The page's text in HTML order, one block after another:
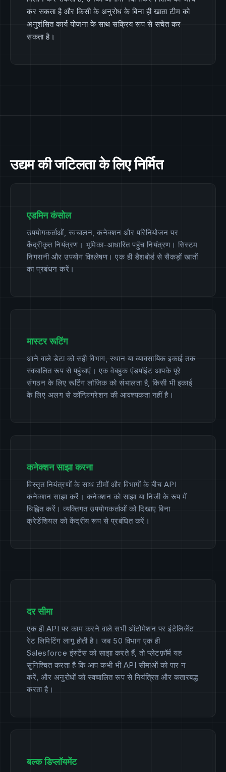
कर सकता है और किसी के अनुरोध के बिना ही खाता टीम को
अनुशंसित कार्य योजना के साथ सक्रिय रूप से सचेत कर
सकता है।
उद्यम की जटिलता के लिए निर्मित
एडमिन कंसोल
उपयोगकर्ताओं, स्वचालन, कनेक्शन और परिनियोजन पर
केंद्रीकृत नियंत्रण। भूमिका-आधारित पहुँच नियंत्रण। सिस्टम
निगरानी और उपयोग विश्लेषण। एक ही डैशबोर्ड से सैकड़ों खातों
का प्रबंधन करें।
मास्टर रूटिंग
आने वाले डेटा को सही विभाग, स्थान या व्यावसायिक इकाई तक
स्वचालित रूप से पहुंचाएं। एक वेबहुक एंडपॉइंट आपके पूरे
संगठन के लिए रूटिंग लॉजिक को संभालता है, किसी भी इकाई
के लिए अलग से कॉन्फ़िगरेशन की आवश्यकता नहीं है।
कनेक्शन साझा करना
विस्तृत नियंत्रणों के साथ टीमों और विभागों के बीच API
कनेक्शन साझा करें। कनेक्शन को साझा या निजी के रूप में
चिह्नित करें। व्यक्तिगत उपयोगकर्ताओं को दिखाए बिना
क्रेडेंशियल को केंद्रीय रूप से प्रबंधित करें।
दर सीमा
एक ही API पर काम करने वाले सभी ऑटोमेशन पर इंटेलिजेंट
रेट लिमिटिंग लागू होती है। जब 50 विभाग एक ही
Salesforce इंस्टेंस को साझा करते हैं, तो प्लेटफ़ॉर्म यह
सुनिश्चित करता है कि आप कभी भी API सीमाओं को पार न
करें, और अनुरोधों को स्वचालित रूप से नियंत्रित और कतारबद्ध
करता है।
बल्क डिप्लॉयमेंट